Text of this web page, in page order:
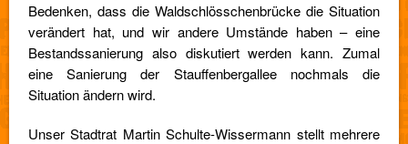
Bedenken, dass die Waldschlösschenbrücke die Situation
verändert hat, und wir andere Umstände haben – eine
Bestandssanierung also diskutiert werden kann. Zumal
eine Sanierung der Stauffenbergallee nochmals die
Situation ändern wird.
Unser Stadtrat Martin Schulte-Wissermann stellt mehrere